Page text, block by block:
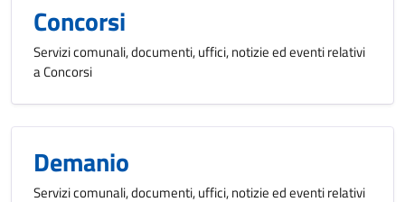
Concorsi
Servizi comunali, documenti, uffici, notizie ed eventi relativi
a Concorsi
Demanio
Servizi comunali, documenti, uffici, notizie ed eventi relativi